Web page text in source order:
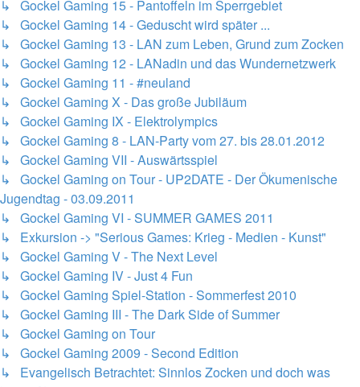
↳ Gockel Gaming 15 - Pantoffeln im Sperrgebiet
↳ Gockel Gaming 14 - Geduscht wird später ...
↳ Gockel Gaming 13 - LAN zum Leben, Grund zum Zocken
↳ Gockel Gaming 12 - LANadin und das Wundernetzwerk
↳ Gockel Gaming 11 - #neuland
↳ Gockel Gaming X - Das große Jubiläum
↳ Gockel Gaming IX - Elektrolympics
↳ Gockel Gaming 8 - LAN-Party vom 27. bis 28.01.2012
↳ Gockel Gaming VII - Auswärtsspiel
↳ Gockel Gaming on Tour - UP2DATE - Der Ökumenische
Jugendtag - 03.09.2011
↳ Gockel Gaming VI - SUMMER GAMES 2011
↳ Exkursion -> "Serious Games: Krieg - Medien - Kunst"
↳ Gockel Gaming V - The Next Level
↳ Gockel Gaming IV - Just 4 Fun
↳ Gockel Gaming Spiel-Station - Sommerfest 2010
↳ Gockel Gaming III - The Dark Side of Summer
↳ Gockel Gaming on Tour
↳ Gockel Gaming 2009 - Second Edition
↳ Evangelisch Betrachtet: Sinnlos Zocken und doch was